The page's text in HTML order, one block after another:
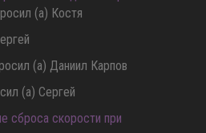
(а) Костя
(а) Даниил Карпов
(а) Сергей
сброса скорости при